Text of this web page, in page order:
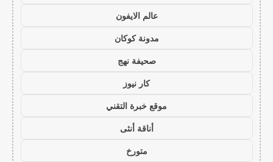
عالم الايفون
مدونة كوكان
صحيفة نهج
كار نيوز
موقع خبرة التقني
أناقة أنثى
متورخ